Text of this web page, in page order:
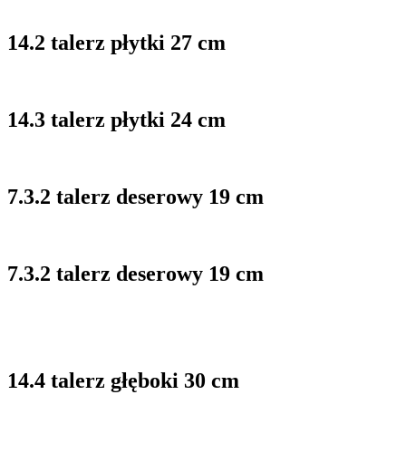
14.2 talerz płytki 27 cm
14.3 talerz płytki 24 cm
7.3.2 talerz deserowy 19 cm
7.3.2 talerz deserowy 19 cm
14.4 talerz głęboki 30 cm